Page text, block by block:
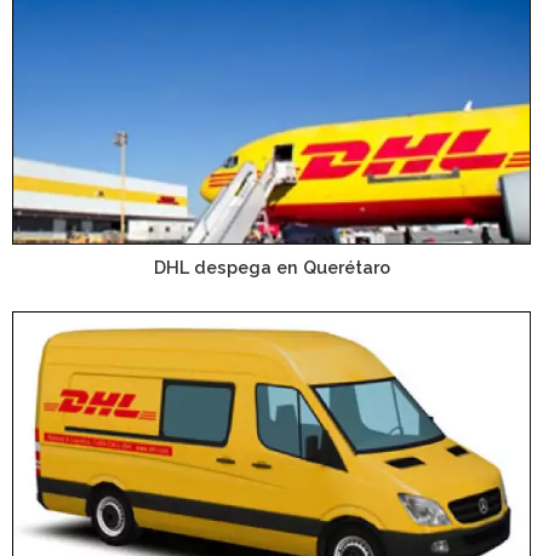
DHL despega en Querétaro